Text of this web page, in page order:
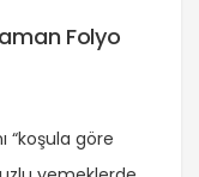
Folyo
“koşula göre